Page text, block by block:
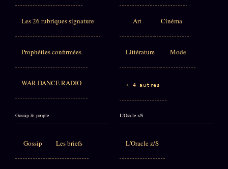
Les 26 rubriques signature
Prophéties confirmées
WAR DANCE RADIO
Art Cinéma
Littérature Mode
+ 4 autres
Gossip & people
Gossip Les briefs
L'Oracle z/S
L'Oracle z/S